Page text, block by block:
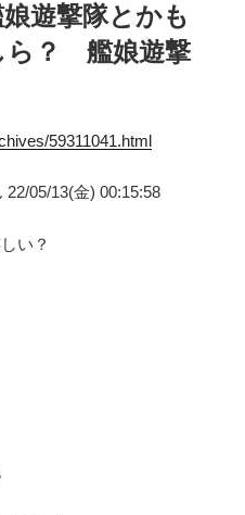
遊撃隊とかも
ら？ 艦娘遊撃
59311041.html
05/13(金) 00:15:58
い？